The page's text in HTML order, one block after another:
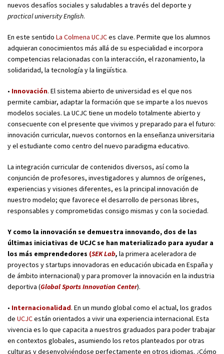
nuevos desafíos sociales y saludables a través del deporte y
practical university English.
En este sentido La Colmena UCJCes clave. Permite que los alumnos
adquieran conocimientos más allá de su especialidad e incorpora
competencias relacionadas con la interacción, el razonamiento, la
solidaridad, la tecnología y la lingüística.
• Innovación. El sistema abierto de universidad es el que nos
permite cambiar, adaptar la formación que se imparte a los nuevos
modelos sociales. La UCJC tiene un modelo totalmente abierto y
consecuente con el presente que vivimos y preparado para el futuro:
innovación curricular, nuevos contornos en la enseñanza universitaria
y el estudiante como centro del nuevo paradigma educativo.
La integración curricular de contenidos diversos, así como la
conjunción de profesores, investigadores y alumnos de orígenes,
experiencias y visiones diferentes, es la principal innovación de
nuestro modelo; que favorece el desarrollo de personas libres,
responsables y comprometidas consigo mismas y con la sociedad.
Y como la innovación se demuestra innovando, dos de las
últimas iniciativas de UCJC se han materializado para ayudar a
los más emprendedores (SEK Lab, la primera aceleradora de
proyectos y startups innovadoras en educación ubicada en España y
de ámbito internacional) y para promover la innovación en la industria
deportiva (Global Sports Innovation Center).
• Internacionalidad. En un mundo global como el actual, los grados
de UCJCestán orientados a vivir una experiencia internacional. Esta
vivencia es lo que capacita a nuestros graduados para poder trabajar
en contextos globales, asumiendo los retos planteados por otras
culturas y desenvolviéndose perfectamente en otros idiomas. ¿Cómo